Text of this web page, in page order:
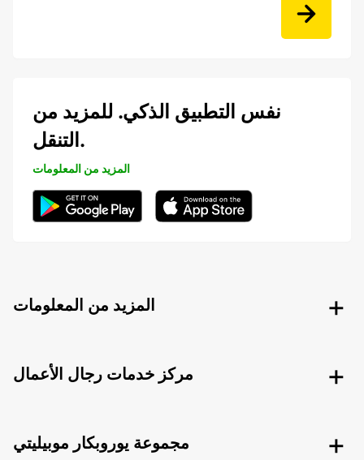
نفس التطبيق الذكي. للمزيد من
التنقل.
المزيد من المعلومات
المزيد من المعلومات
مركز خدمات رجال الأعمال
مجموعة يوروبكار موبيليتي